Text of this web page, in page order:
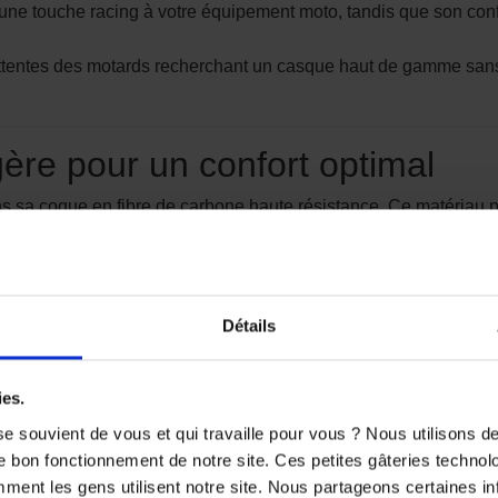
Détails
souvient de vous et qui travaille pour vous ? Nous utilisons
bon fonctionnement de notre site. Ces petites gâteries
les gens utilisent notre site. Nous partageons certaines
touche racing à votre équipement moto, tandis que son
des motards recherchant un casque haut de gamme
pour un confort optimal
sa coque en fibre de carbone haute résistance. Ce matériau
longs trajets ou des roulages sportifs.
d’absorption des chocs tout en garantissant une rigidité
en toute saison